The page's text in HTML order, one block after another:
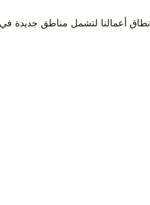
أعمالنا لتشمل مناطق جديدة